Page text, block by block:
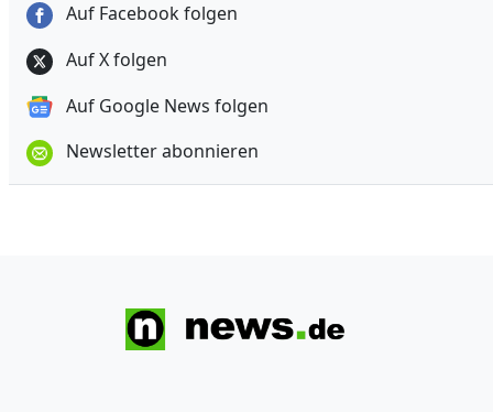
Auf Facebook folgen
Auf X folgen
Auf Google News folgen
Newsletter abonnieren